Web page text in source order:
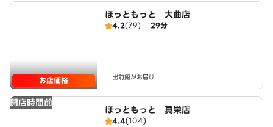
お店価格
ほっともっと 大曲店
4.2(79) 29分
出前館がお届け
開店時間前
ほっともっと 真栄店
4.4(104)